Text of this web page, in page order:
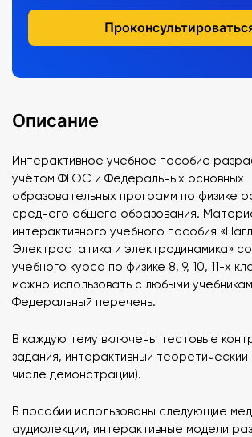
Описание
Интерактивное учебное пособие
учётом ФГОС и Федеральных основных
образовательных программ по физике
среднего общего образования.
интерактивного учебного пособия
Электростатика и электродинамика»
учебного курса по физике 8, 9, 10, 11-х
можно использовать с любыми
Федеральный перечень.
В каждую тему включены тестовые
задания, интерактивный
числе демонстрации).
В пособии использованы следующие
аудиолекции, интерактивные модели